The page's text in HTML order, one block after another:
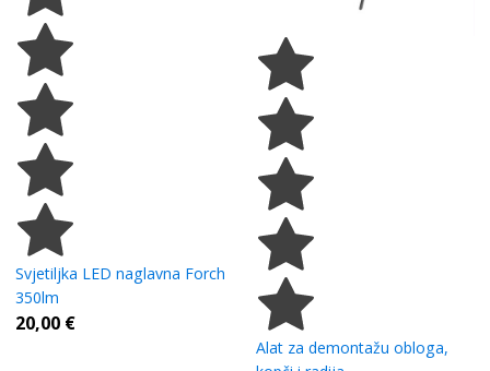
Svjetiljka LED naglavna Forch
350lm
20,00 €
Alat za demontažu obloga,